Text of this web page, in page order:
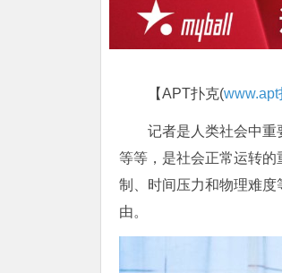
【APT扑克(www.apt
记者是人类社会中重
等等，是社会正常运转
制、时间压力和物理难
由。